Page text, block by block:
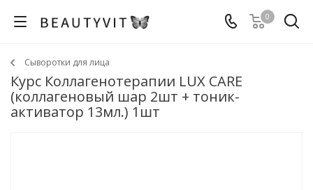
0
Сыворотки для лица
Курс Коллагенотерапии LUX CARE
(коллагеновый шар 2шт + тоник-
активатор 13мл.) 1шт